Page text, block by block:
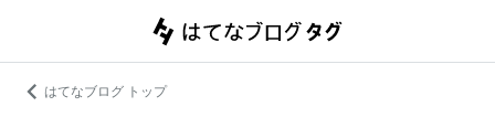
はてなブログ トップ